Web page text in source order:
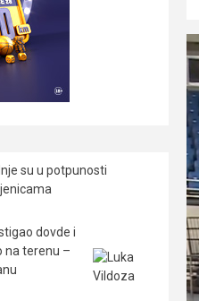
su u potpunosti
dovde i
na terenu –